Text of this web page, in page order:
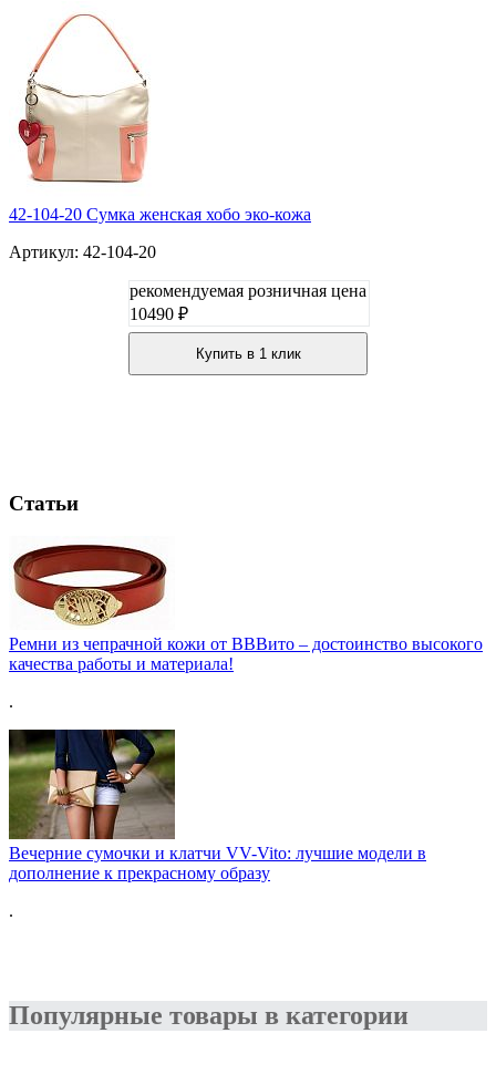
42-104-20 Сумка женская хобо эко-кожа
Артикул: 42-104-20
рекомендуемая розничная цена
10490 ₽
Купить в 1 клик
Статьи
Ремни из чепрачной кожи от ВВВито – достоинство высокого
качества работы и материала!
.
Вечерние сумочки и клатчи VV-Vito: лучшие модели в
дополнение к прекрасному образу
.
Популярные товары в категории